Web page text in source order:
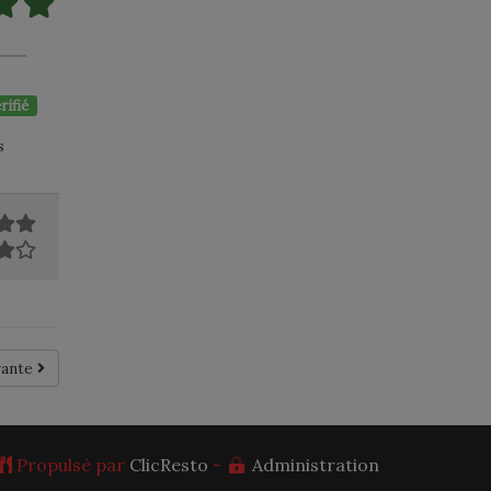
Propulsé par ClicResto - Administration